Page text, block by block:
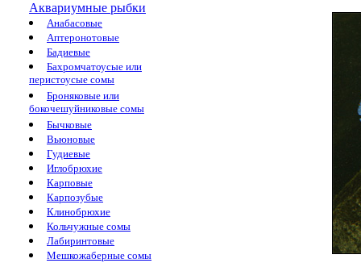
Аквариумные рыбки
Анабасовые
Аптеронотовые
Бадиевые
Бахромчатоусые или
перистоусые сомы
Броняковые или
бокочешуйниковые сомы
Бычковые
Вьюновые
Гудиевые
Иглобрюхие
Карповые
Карпозубые
Клинобрюхие
Кольчужные сомы
Лабиринтовые
Мешкожаберные сомы